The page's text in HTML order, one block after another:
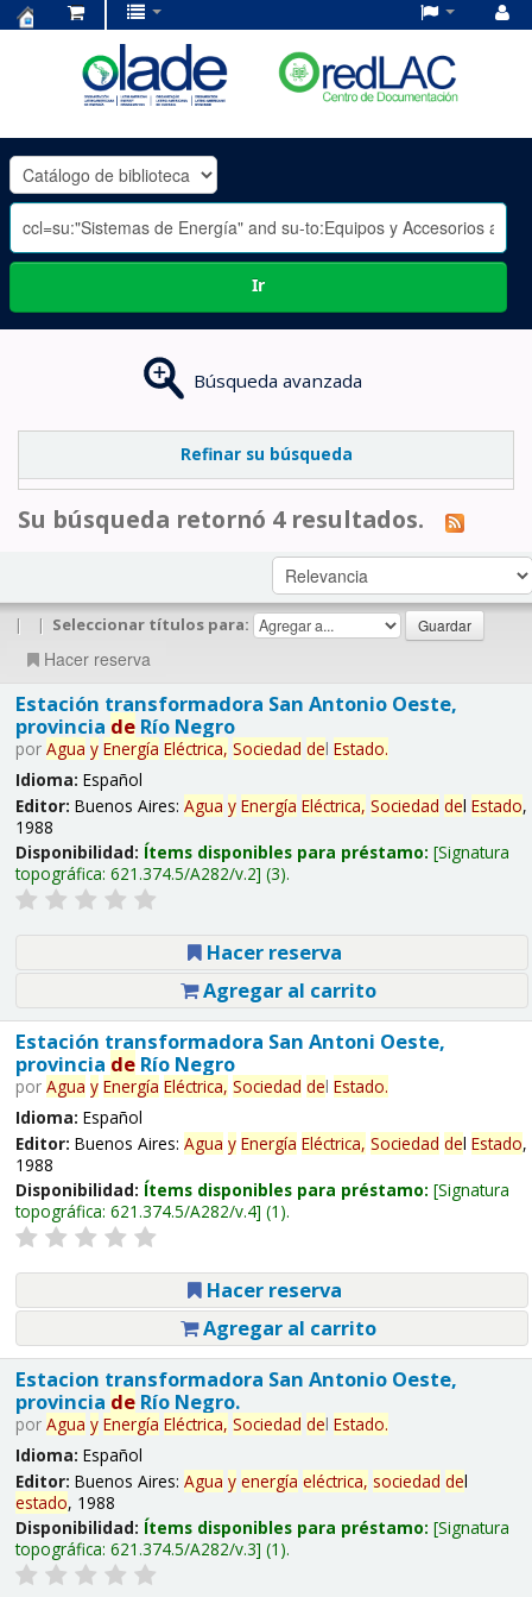
OLADE
-
Ir
Búsqueda avanzada
Refinar su búsqueda
Su búsqueda retornó 4 resultados.
| | Seleccionar títulos para:
Hacer reserva
Estación transformadora San Antonio Oeste,
provincia deRío Negro
por Agua y Energía Eléctrica, Sociedad del Estado.
Idioma: Español
Editor: Buenos Aires: Agua y Energía Eléctrica, Sociedad del Estado,
1988
Disponibilidad: Ítems disponibles para préstamo: Signatura
topográfica: 621.374.5/A282/v.2 (3).
Hacer reserva
Agregar al carrito
Estación transformadora San Antoni Oeste,
provincia deRío Negro
por Agua y Energía Eléctrica, Sociedad del Estado.
Idioma: Español
Editor: Buenos Aires: Agua y Energía Eléctrica, Sociedad del Estado,
1988
Disponibilidad: Ítems disponibles para préstamo: Signatura
topográfica: 621.374.5/A282/v.4 (1).
Hacer reserva
Agregar al carrito
Estacion transformadora San Antonio Oeste,
provincia deRío Negro.
por Agua y Energía Eléctrica, Sociedad del Estado.
Idioma: Español
Editor: Buenos Aires: Agua y energía eléctrica, sociedad del
estado, 1988
Disponibilidad: Ítems disponibles para préstamo: Signatura
topográfica: 621.374.5/A282/v.3 (1).